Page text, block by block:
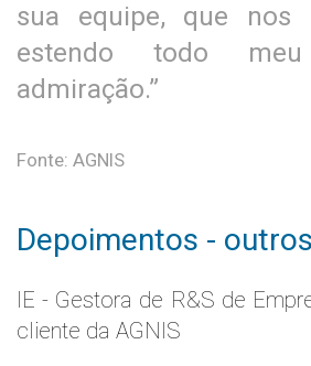
sua equipe, que nos
estendo todo
admiração.”
Fonte: AGNIS
Depoimentos - outros
IE - Gestora de R&S de
cliente da AGNIS